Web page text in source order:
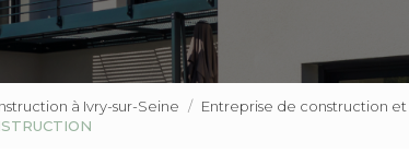
à Ivry-sur-Seine
Entreprise de construction